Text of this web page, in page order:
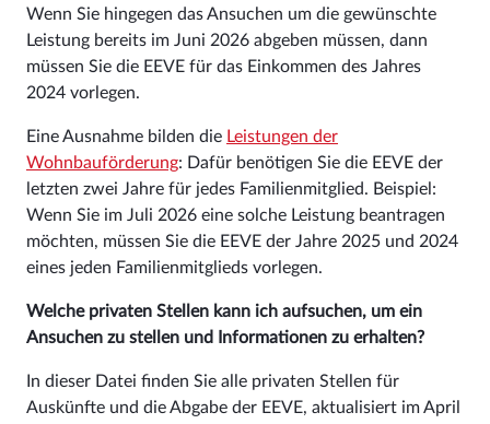
Wenn Sie hingegen das Ansuchen um die gewünschte
Leistung bereits im Juni 2026 abgeben müssen, dann
müssen Sie die EEVE für das Einkommen des Jahres
2024 vorlegen.
Eine Ausnahme bilden die Leistungen der
Wohnbauförderung: Dafür benötigen Sie die EEVE der
letzten zwei Jahre für jedes Familienmitglied. Beispiel:
Wenn Sie im Juli 2026 eine solche Leistung beantragen
möchten, müssen Sie die EEVE der Jahre 2025 und 2024
eines jeden Familienmitglieds vorlegen.
Welche privaten Stellen kann ich aufsuchen, um ein
Ansuchen zu stellen und Informationen zu erhalten?
In dieser Datei finden Sie alle privaten Stellen für
Auskünfte und die Abgabe der EEVE, aktualisiert im April